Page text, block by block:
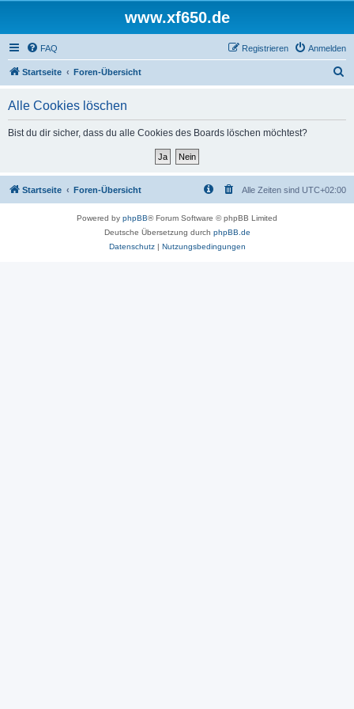
www.xf650.de
FAQ Anmelden
Registrieren
Startseite Foren-Übersicht
Alle Cookies löschen
Bist du dir sicher, dass du alle Cookies des Boards löschen möchtest?
Startseite Foren-Übersicht Alle Zeiten sind UTC+02:00
Powered by phpBB® Forum Software © phpBB Limited
Deutsche Übersetzung durch phpBB.de
Datenschutz| Nutzungsbedingungen